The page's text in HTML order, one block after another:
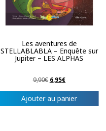
Les aventures de
STELLABLABLA – Enquête sur
Jupiter – LES ALPHAS
9,90€ Le
initial
était :
6,95€Le
actuel
est :
Ajouter au panier